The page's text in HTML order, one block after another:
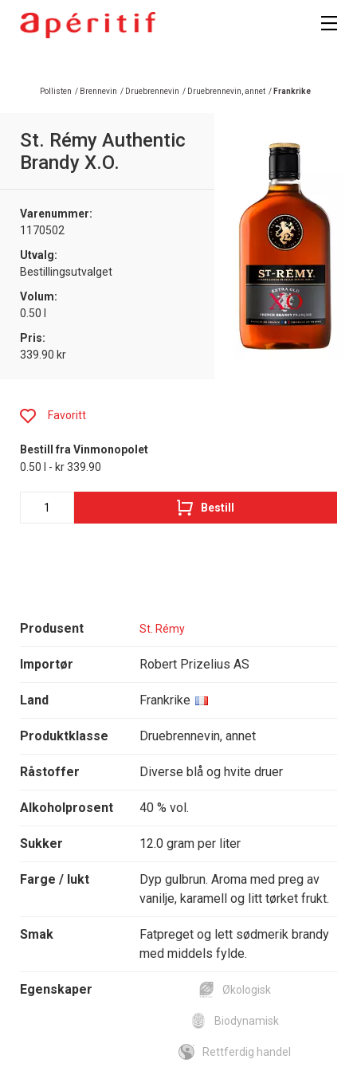
Pollisten / Brennevin / Druebrennevin / Druebrennevin, annet / Frankrike
St. Rémy Authentic
Brandy X.O.
Varenummer:
1170502
Utvalg:
Bestillingsutvalget
Volum:
0.50 l
Pris:
339.90 kr
Produsent St. Rémy
Importør Robert Prizelius AS
Land Frankrike
Produktklasse Druebrennevin, annet
Råstoffer Diverse blå og hvite druer
Alkoholprosent 40 % vol.
Sukker 12.0 gram per liter
Farge / lukt
Dyp gulbrun. Aroma med preg av
vanilje, karamell og litt tørket frukt.
Smak
Fatpreget og lett sødmerik brandy
med middels fylde.
Egenskaper Økologisk
Biodynamisk
Rettferdig handel
Favoritt
Bestill fra Vinmonopolet
0.50 l - kr 339.90
Bestill